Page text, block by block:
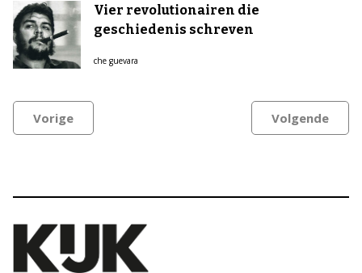
Vier revolutionairen die
geschiedenis schreven
che guevara
Vorige Volgende